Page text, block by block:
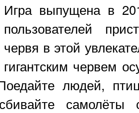
Игра выпущена в
пользователей
червя в этой
гигантским червем
людей,
самолёты